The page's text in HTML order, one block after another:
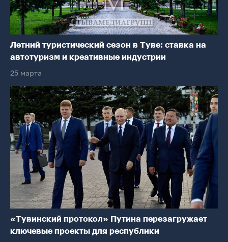
Летний туристический сезон в Туве: ставка на
автотуризм и креативные индустрии
25 марта
«Тувинский протокол» Путина перезагружает
ключевые проекты для республики